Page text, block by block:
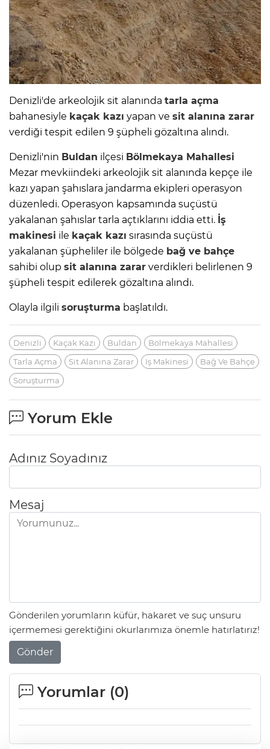
Denizli'de arkeolojik sit alanında tarla açma
bahanesiyle kaçak kazı yapan ve sit alanına zarar
verdiği tespit edilen 9 şüpheli gözaltına alındı.
Denizli'nin Buldan ilçesi Bölmekaya Mahallesi
Mezar mevkiindeki arkeolojik sit alanında kepçe ile
kazı yapan şahıslara jandarma ekipleri operasyon
düzenledi. Operasyon kapsamında suçüstü
yakalanan şahıslar tarla açtıklarını iddia etti. İş
makinesi ile kaçak kazı sırasında suçüstü
yakalanan şüpheliler ile bölgede bağ ve bahçe
sahibi olup sit alanına zarar verdikleri belirlenen 9
şüpheli tespit edilerek gözaltına alındı.
Olayla ilgili soruşturma başlatıldı.
Denizli Kaçak Kazı Buldan
Bölmekaya Mahallesi
Tarla Açma
Sit Alanına Zarar Iş Makinesi
Bağ Ve Bahçe
Soruşturma
Yorum Ekle
Adınız Soyadınız
Mesaj
Gönderilen yorumların küfür, hakaret ve suç unsuru
içermemesi gerektiğini okurlarımıza önemle hatırlatırız!
Gönder
Yorumlar (0)